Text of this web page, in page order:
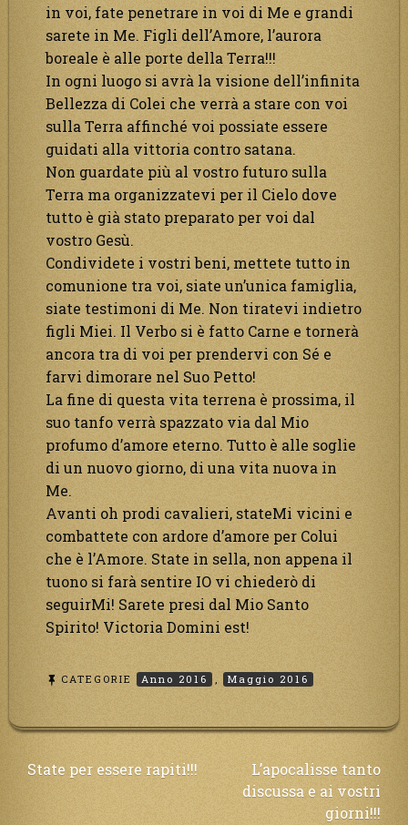
in voi, fate penetrare in voi di Me e grandi
sarete in Me. Figli dell’Amore, l’aurora
boreale è alle porte della Terra!!!
In ogni luogo si avrà la visione dell’infinita
Bellezza di Colei che verrà a stare con voi
sulla Terra affinché voi possiate essere
guidati alla vittoria contro satana.
Non guardate più al vostro futuro sulla
Terra ma organizzatevi per il Cielo dove
tutto è già stato preparato per voi dal
vostro Gesù.
Condividete i vostri beni, mettete tutto in
comunione tra voi, siate un’unica famiglia,
siate testimoni di Me. Non tiratevi indietro
figli Miei. Il Verbo si è fatto Carne e tornerà
ancora tra di voi per prendervi con Sé e
farvi dimorare nel Suo Petto!
La fine di questa vita terrena è prossima, il
suo tanfo verrà spazzato via dal Mio
profumo d’amore eterno. Tutto è alle soglie
di un nuovo giorno, di una vita nuova in
Me.
Avanti oh prodi cavalieri, stateMi vicini e
combattete con ardore d’amore per Colui
che è l’Amore. State in sella, non appena il
tuono si farà sentire IO vi chiederò di
seguirMi! Sarete presi dal Mio Santo
Spirito! Victoria Domini est!
CATEGORIE Anno 2016 , Maggio 2016
Navigazione
State per essere rapiti!!!
L’apocalisse tanto
discussa e ai vostri
giorni!!!